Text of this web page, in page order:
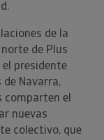
de la
de Plus
el presidente
de Navarra,
comparten el
nuevas
colectivo, que